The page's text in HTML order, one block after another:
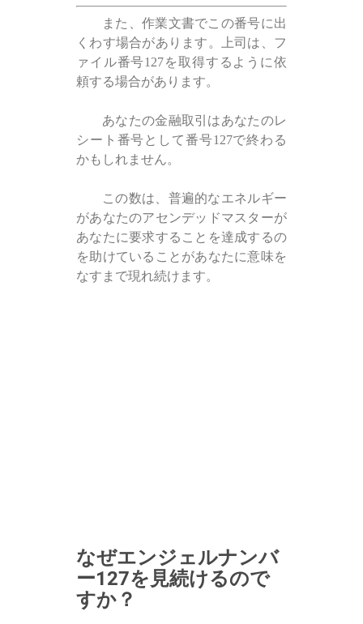
また、作業文書でこの番号に出
くわす場合があります。上司は、フ
ァイル番号127を取得するように依
頼する場合があります。
あなたの金融取引はあなたのレ
シート番号として番号127で終わる
かもしれません。
この数は、普遍的なエネルギー
があなたのアセンデッドマスターが
あなたに要求することを達成するの
を助けていることがあなたに意味を
なすまで現れ続けます。
なぜエンジェルナンバ
ー127を見続けるので
すか？